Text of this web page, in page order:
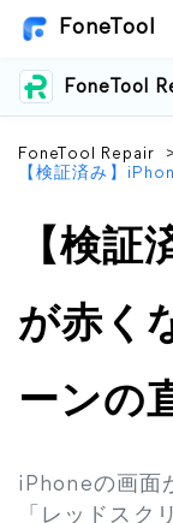
FoneTool
FoneTool
FoneTool Repair
【検証済み】
【検証
が赤く
ーンの
iPhoneの画面
「レッドスク